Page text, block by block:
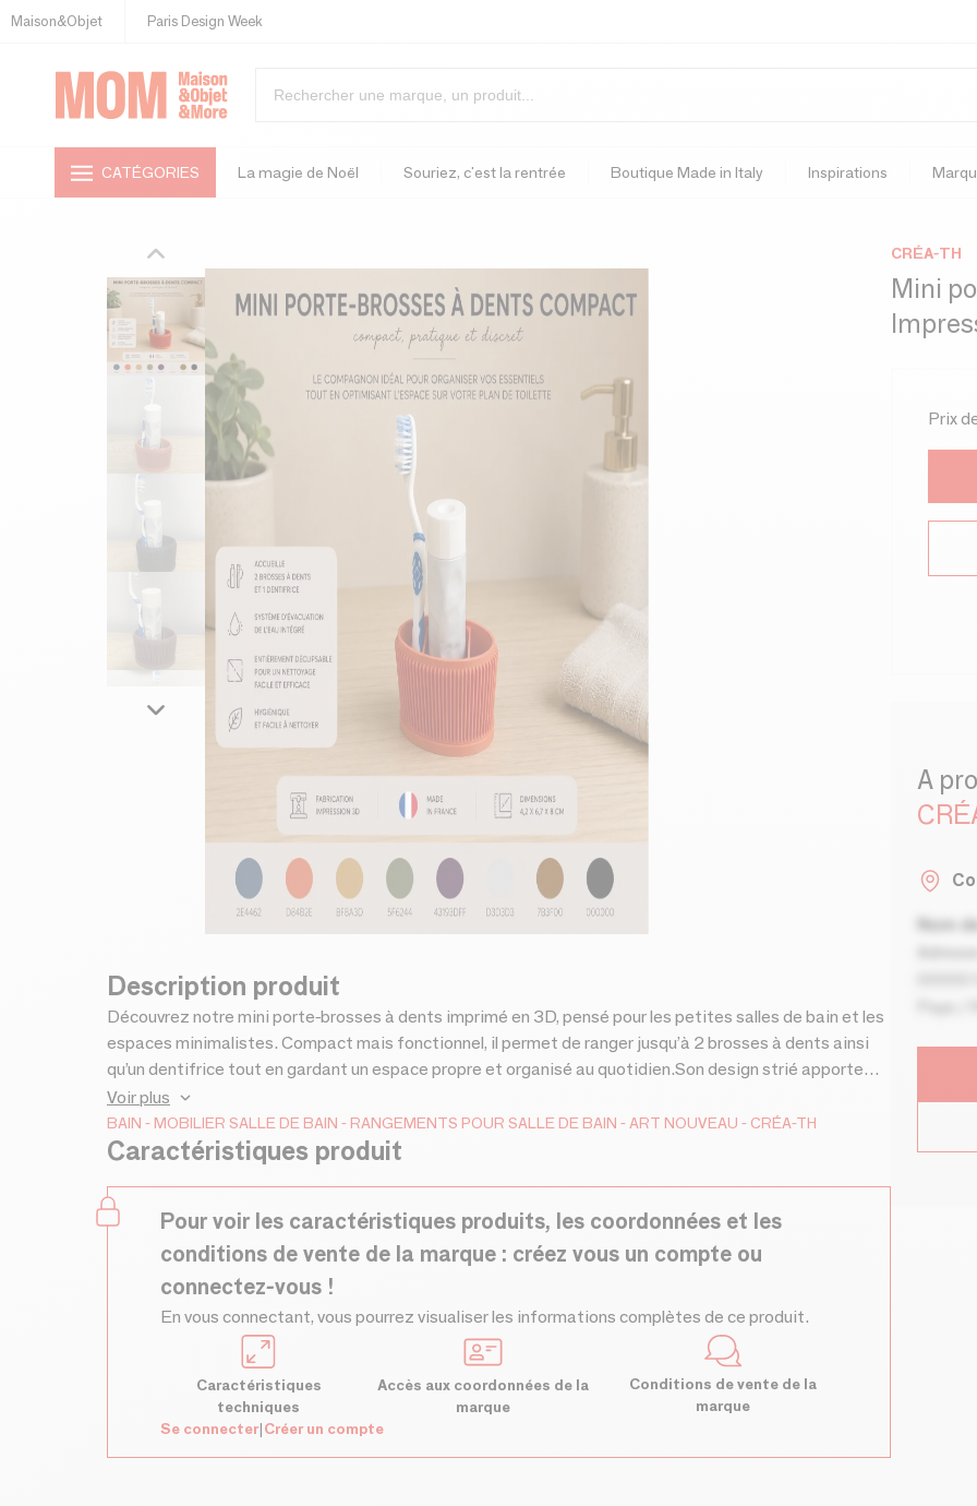
Maison&Objet Paris Design Week
CATÉGORIES La magie de Noël Souriez, c'est la rentrée Boutique Made in Italy Inspirations
Description produit
Découvrez notre mini porte-brosses à dents imprimé en 3D, pensé pour les petites salles de bain et les
espaces minimalistes. Compact mais fonctionnel, il permet de ranger jusqu’à 2 brosses à dents ainsi
qu’un dentifrice tout en gardant un espace propre et organisé au quotidien.Son design strié apporte
une finition moderne et élégante qui s’intègre facilement dans une salle de bain contemporaine,
chaleureuse ou épurée. Grâce à son format réduit, il trouve facilement sa place sur un petit lavabo, une
étagère ou un meuble étroit.Conçu pour être aussi pratique qu’esthétique, le porte-brosses est
compartiment intérieur se retire facilement pour un nettoyage rapide et hygiénique.Fabriqué en France
dans notre atelier grâce à l’impression 3D, chaque pièce est réalisée avec soin pour offrir un produit
léger, robuste et durable.Disponible dans plusieurs coloris signature :kaki, bleu, terracotta, chocolat,
camel, noir, gris, prune…CaractéristiquesPorte-brosses à dents compactCompatible avec 2 brosses à
d’évacuation de l’eauEntièrement démontableFormat compact et gain de placeFacile à
nettoyerDimensionsLongueur : 4,2 cmLargeur : 8 cmHauteur : 6,7 cmUne solution compacte,
esthétique et pratique pour organiser vos essentiels de salle de bain sans encombrer votre espace.
Voir plus
BAIN MOBILIER SALLE DE BAIN RANGEMENTS POUR SALLE DE BAIN ART NOUVEAU CRÉA-TH
Caractéristiques produit
Pour voir les caractéristiques produits, les coordonnées et les
conditions de vente de la marque : créez vous un compte ou
connectez-vous !
En vous connectant, vous pourrez visualiser les informations complètes de ce produit.
Caractéristiques
techniques
Accès aux coordonnées de la
marque
Conditions de vente de la
marque
Se connecter|Créer un compte
CRÉA-TH
Mini
Prix
A
Nom
Pays /